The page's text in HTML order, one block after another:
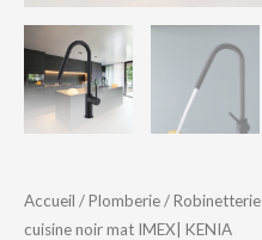
Accueil /Plomberie/Robinetterie
cuisine noir mat IMEX| KENIA